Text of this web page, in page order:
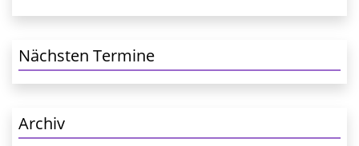
Nächsten Termine
Archiv